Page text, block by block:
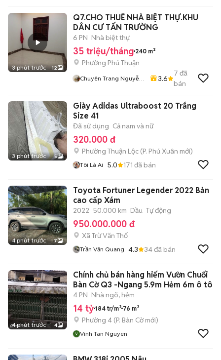
3 phút trước 12
Q7.CHO THUÊ NHÀ BIỆT THỰ.KHU
DÂN CƯ TẤN TRƯỜNG
6 PN Nhà biệt thự
35 triệu/tháng 240 m²
Phường Phú Thuận
Chuyên Trang Nguyễn
3.6
7 đã
bán
3 phút trước 5
Giày Adidas Ultraboost 20 Trắng
Size 41
Đã sử dụng Cả nam và nữ
320.000 đ
Phường Thuận Lộc (P. Phú Xuân mới)
Tôi Là Ai 5.0 171 đã bán
4 phút trước 7
Toyota Fortuner Legender 2022 Bản
cao cấp Xám
2022 50.000 km Dầu Tự động
950.000.000 đ
Xã Trừ Văn Thố
Trần Văn Quang 4.3 34đã bán
4 phút trước 4
Chính chủ bán hàng hiếm Vườn Chuối
Bàn Cờ Q3 -Ngang 5.9m Hẻm 6m ô tô
4 PN Nhà ngõ, hẻm
14 tỷ 184 tr/m² 76 m²
Phường 4 (P. Bàn Cờmới)
Vinh Tan Nguyen